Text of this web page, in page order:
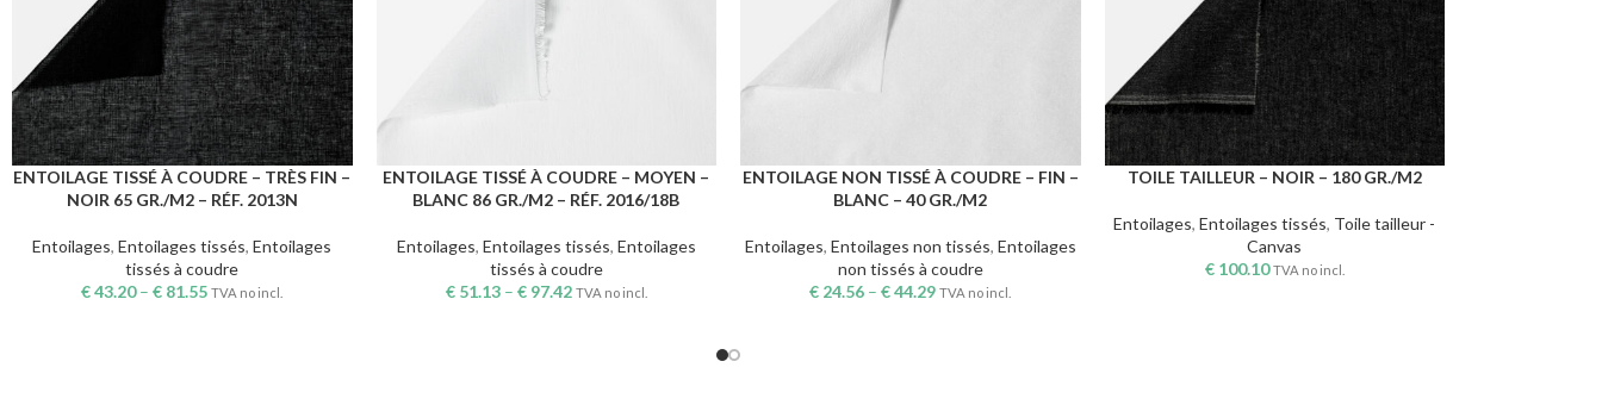
CHOIX DES OPTIONS
ENTOILAGE TISSÉ À COUDRE – TRÈS FIN –
NOIR 65 GR./M2 – RÉF. 2013N
Entoilages,Entoilages tissés,Entoilages
tissés à coudre
€43.20–€ 81.55 TVA no incl.
CHOIX DES OPTIONS
ENTOILAGE TISSÉ À COUDRE – MOYEN –
BLANC 86 GR./M2 – RÉF. 2016/18B
Entoilages, Entoilages tissés, Entoilages
tissés à coudre
€51.13– €97.42 TVA no incl.
CHOIX DES OPTIONS
ENTOILAGE NON TISSÉ À COUDRE – FIN –
BLANC – 40 GR./M2
Entoilages, Entoilages non tissés, Entoilages
non tissés à coudre
€ 24.56 –€44.29 TVA no incl.
CHOIX DES OPTIONS
TOILE TAILLEUR – NOIR – 180 GR./M2
Entoilages,Entoilages tissés, Toile tailleur -
Canvas
€100.10 TVA no incl.